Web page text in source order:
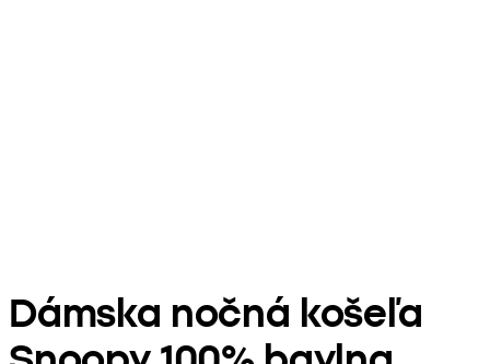
Dámska nočná košeľa